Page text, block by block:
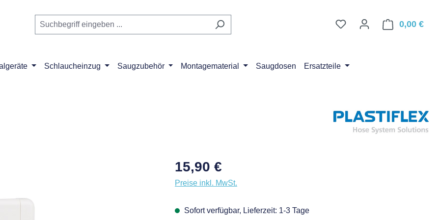
0,00 €
Schlaucheinzug Saugzubehör Montagematerial Saugdosen Ersatzteile
Regulärer Preis:
15,90 €
Preise inkl. MwSt.
Sofort verfügbar, Lieferzeit: 1-3 Tage